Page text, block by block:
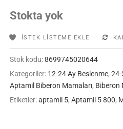
Stokta yok
İSTEK LISTEME EKLE
Stok kodu:8699745020644
Kategoriler: 12-24 Ay Beslenme,24-
Aptamil Biberon Mamaları, Biberon
Etiketler:aptamil 5,Aptamil 5 800,